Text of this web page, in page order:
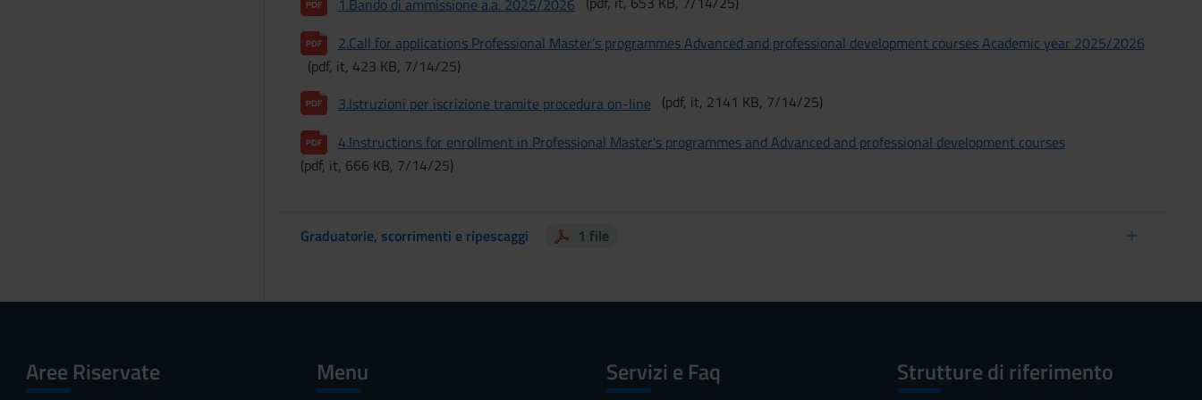
1.Bando di ammissione a.a. 2025/2026
2.Call for applications Professional Master’s programmes Advanced and professional development courses Academic year 2025/2026
(pdf, it, 423 KB, 7/14/25)
3.Istruzioni per iscrizione tramite procedura on-line (pdf, it, 2141 KB, 7/14/25)
4.Instructions for enrollment in Professional Master's programmes and Advanced and professional development courses
(pdf, it, 666 KB, 7/14/25)
Graduatorie, scorrimenti e ripescaggi 1 file
Aree Riservate Menu Servizi e Faq Strutture di riferimento